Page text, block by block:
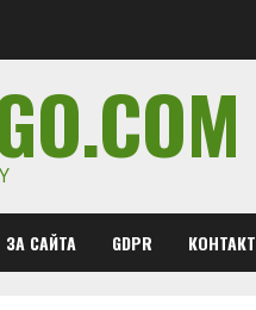
ЗА САЙТА GDPR КОНТАКТ